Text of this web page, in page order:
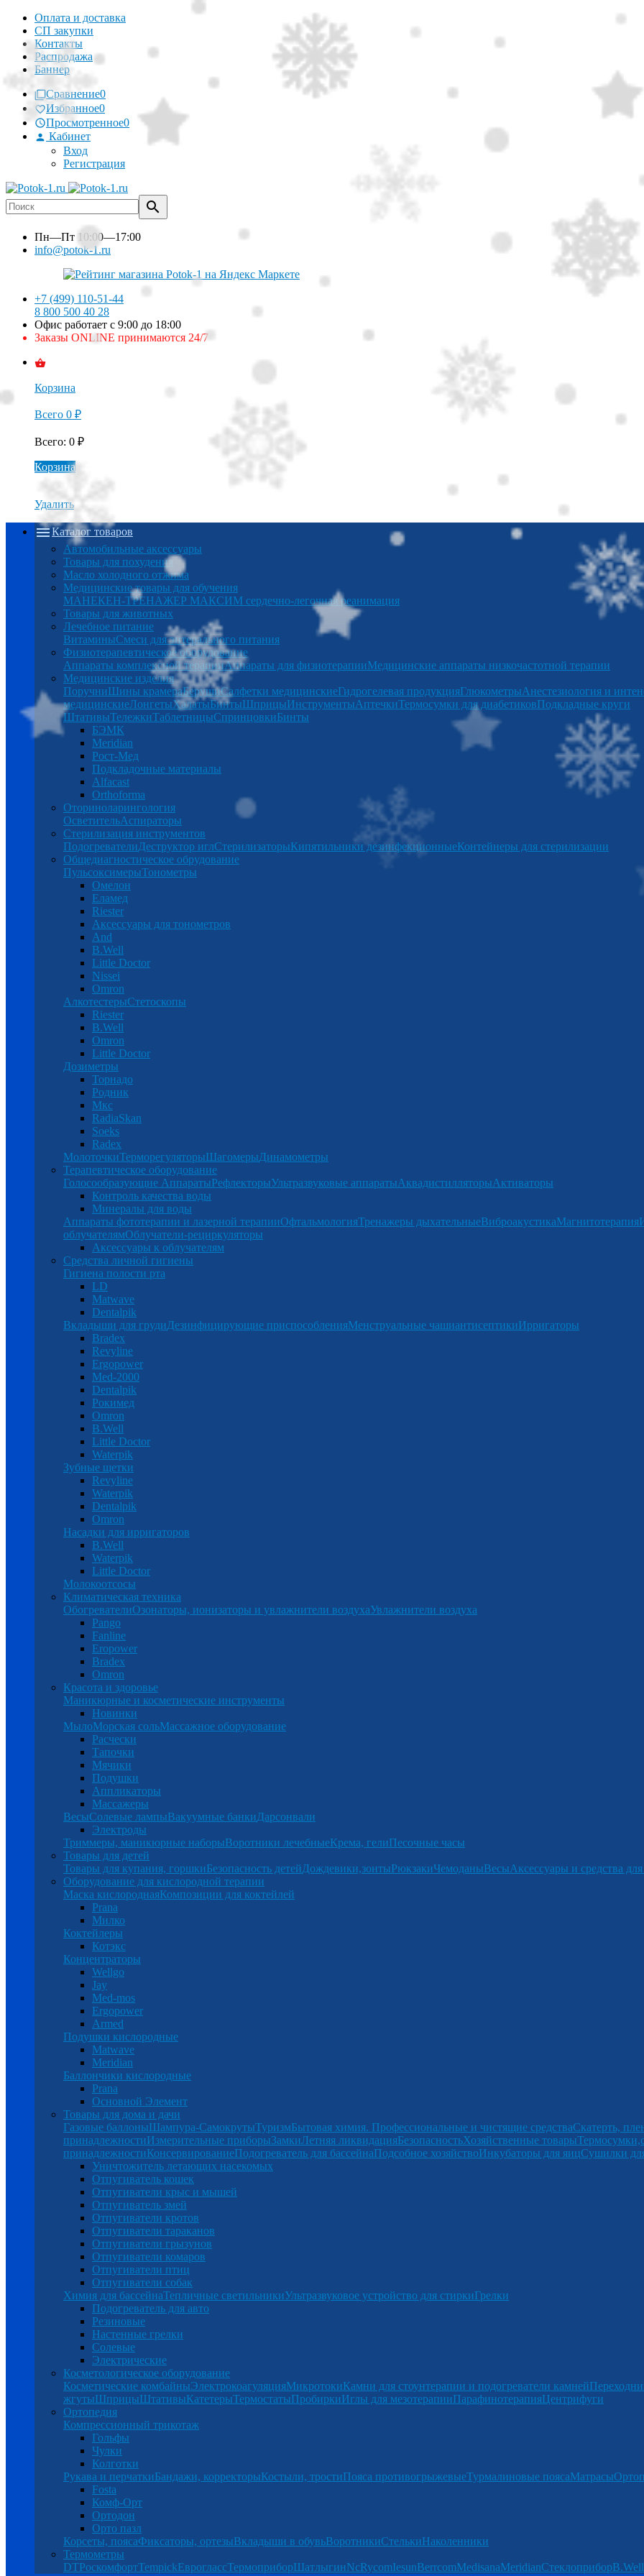
Оплата и доставка
СП закупки
Контакты
Распродажа
Баннер
Сравнение0
Избранное0
Просмотренное0
Кабинет
Вход
Регистрация
Пн—Пт 10:00—17:00
info@potok-1.ru
+7 (499) 110-51-44
8 800 500 40 28
Офис работает с 9:00 до 18:00
Заказы ONLINE принимаются 24/7
Корзина
Всего 0 ₽
Всего: 0 ₽
Корзина
Удалить
Каталог товаров
Автомобильные аксессуары
Товары для похудения
Масло холодного отжима
Медицинские товары для обучения
МАНЕКЕН-ТРЕНАЖЕР МАКСИМ сердечно-легочная реанимация
Товары для животных
Лечебное питание
ВитаминыСмеси для энтерального питания
Физиотерапевтическое оборудование
Аппараты комплексной терапииАппараты для физиотерапииМедицинские аппараты низкочастотной терапии
Медицинские изделия
ПоручниШины крамераБерушиСалфетки медицинскиеГидрогелевая продукцияГлюкометрыАнестезиология и
медицинскиеЛонгетыХалатыБинтыШприцыИнструментыАптечкиТермосумки для диабетиковПодкладные круги
ШтативыТележкиТаблетницыСпринцовкиБинты
БЭМК
Meridian
Рост-Мед
Подкладочные материалы
Alfacast
Orthoforma
Оториноларингология
ОсветительАспираторы
Стерилизация инструментов
ПодогревателиДеструктор иглСтерилизаторыКипятильники дезинфекционныеКонтейнеры для стерилизации
Общедиагностическое обрудование
ПульсоксимерыТонометры
Омелон
Еламед
Riester
Аксессуары для тонометров
And
B.Well
Little Doctor
Nissei
Omron
АлкотестерыСтетоскопы
Riester
B.Well
Omron
Little Doctor
Дозиметры
Торнадо
Родник
Мкс
RadiaSkan
Soeks
Radex
МолоточкиТерморегуляторыШагомерыДинамометры
Терапевтическое оборудование
Голосообразующие АппаратыРефлекторыУльтразвуковые аппаратыАквадистилляторыАктиваторы
Контроль качества воды
Минералы для воды
Аппараты фототерапии и лазерной терапииОфтальмологияТренажеры дыхательныеВиброакустикаМагнитотерапия
облучателямОблучатели-рециркуляторы
Аксессуары к облучателям
Средства личной гигиены
Гигиена полости рта
LD
Matwave
Dentalpik
Вкладыши для грудиДезинфицирующие приспособленияМенструальные чашиантисептикиИрригаторы
Bradex
Revyline
Ergopower
Med-2000
Dentalpik
Рокимед
Omron
B.Well
Little Doctor
Waterpik
Зубные щетки
Revyline
Waterpik
Dentalpik
Omron
Насадки для ирригаторов
B.Well
Waterpik
Little Doctor
Молокоотсосы
Климатическая техника
ОбогревателиОзонаторы, ионизаторы и увлажнители воздухаУвлажнители воздуха
Pango
Fanline
Eropower
Bradex
Omron
Красота и здоровье
Маникюрные и косметические инструменты
Новинки
МылоМорская сольМассажное оборудование
Расчески
Тапочки
Мячики
Подушки
Аппликаторы
Массажеры
ВесыСолевые лампыВакуумные банкиДарсонвали
Электроды
Триммеры, маникюрные наборыВоротники лечебныеКрема, гелиПесочные часы
Товары для детей
Товары для купания, горшкиБезопасность детейДождевики,зонтыРюкзакиЧемоданыВесыАксессуары и средства
Оборудование для кислородной терапии
Маска кислороднаяКомпозиции для коктейлей
Prana
Милко
Коктейлеры
Котэкс
Концентраторы
Wellgo
Jay
Med-mos
Ergopower
Armed
Подушки кислородные
Matwave
Meridian
Баллончики кислородные
Prana
Основной Элемент
Товары для дома и дачи
Газовые баллоныШампура-СамокрутыТуризмБытовая химия. Профессиональные и чистящие средстваСкатерть,
принадлежностиИзмерительные приборыЗамкиЛетняя ликвидацияБезопасностьХозяйственные товары
принадлежностиКонсервированиеПодогреватель для бассейнаПодсобное хозяйствоИнкубаторы для яицСушилки
Уничтожитель летающих насекомых
Отпугиватель кошек
Отпугиватели крыс и мышей
Отпугиватель змей
Отпугиватели кротов
Отпугиватели тараканов
Отпугиватели грызунов
Отпугиватели комаров
Отпугиватели птиц
Отпугиватели собак
Химия для бассейнаТепличные светильникиУльтразвуковое устройство для стиркиГрелки
Подогреватель для авто
Резиновые
Настенные грелки
Солевые
Электрические
Косметологическое оборудование
Косметические комбайныЭлектрокоагуляцияМикротокиКамни для стоунтерапии и подогреватели камней
жгутыШприцыШтативыКатетерыТермостатыПробиркиИглы для мезотерапииПарафинотерапияЦентрифуги
Ортопедия
Компрессионный трикотаж
Гольфы
Чулки
Колготки
Рукава и перчаткиБандажи, корректорыКостыли, тростиПояса противогрыжевыеТурмалиновые поясаМатрасы
Fosta
Комф-Орт
Ортодон
Орто пазл
Корсеты, поясаФиксаторы, ортезыВкладыши в обувьВоротникиСтелькиНаколенники
Термометры
DTРоскомфортTempickЕвроглассТермоприборШатлыгинNcRycomIesunBerrcomMedisanaMeridianСтеклоприборB.Well